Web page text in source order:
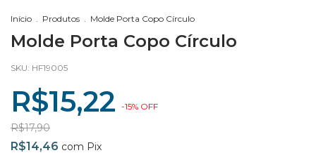
Início . Produtos . Molde Porta Copo Círculo
Molde Porta Copo Círculo
SKU: HF19005
R$15,22 -15% OFF
R$17,90
R$14,46 com Pix